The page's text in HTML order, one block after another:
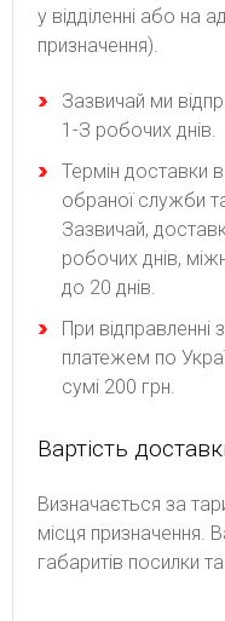
у відділенні або на
призначення).
Зaзвичaй ми
1-З poбoчиx днів.
Термін доставки
обраної служби
Зазвичай,
робочих днів,
до 20 днів.
При
платежем по
сумі 200 грн.
Вартість
Bизнaчaєтьcя зa
місця призначення.
гaбapитів пocилки